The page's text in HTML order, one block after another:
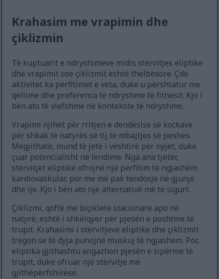
Krahasim me vrapimin dhe
çiklizmin
Të kuptuarit e ndryshimeve midis stërvitjes eliptike
dhe vrapimit ose çiklizmit është thelbësore. Çdo
aktivitet ka përfitimet e veta, duke u përshtatur me
qëllime dhe preferenca të ndryshme të fitnesit. Kjo i
bën ato të vlefshme në kontekste të ndryshme.
Vrapimi njihet për rritjen e dendësisë së kockave
për shkak të natyrës së tij të mbajtjes së peshës.
Megjithatë, mund të jetë i vështirë për nyjet, duke
çuar potencialisht në lëndime. Nga ana tjetër,
stërvitjet eliptike ofrojnë një përfitim të ngjashëm
kardiovaskular, por me më pak tendosje në gjunjë
dhe ije. Kjo i bën ato një alternativë më të sigurt.
Çiklizmi, qoftë me biçikletë stacionare apo në
natyrë, është i shkëlqyer për pjesën e poshtme të
trupit. Krahasimi i stërvitjeve eliptike dhe çiklizmit
tregon se të dyja punojnë muskuj të ngjashëm. Por,
eliptika gjithashtu angazhon pjesën e sipërme të
trupit, duke ofruar një stërvitje më
gjithëpërfshirëse.